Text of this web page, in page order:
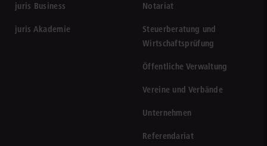
juris Business
juris Akademie
Notariat
Steuerberatung und
Wirtschaftsprüfung
Öffentliche Verwaltung
Vereine und Verbände
Unternehmen
Referendariat